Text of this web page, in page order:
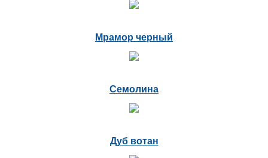
Мрамор черный
Семолина
Дуб вотан